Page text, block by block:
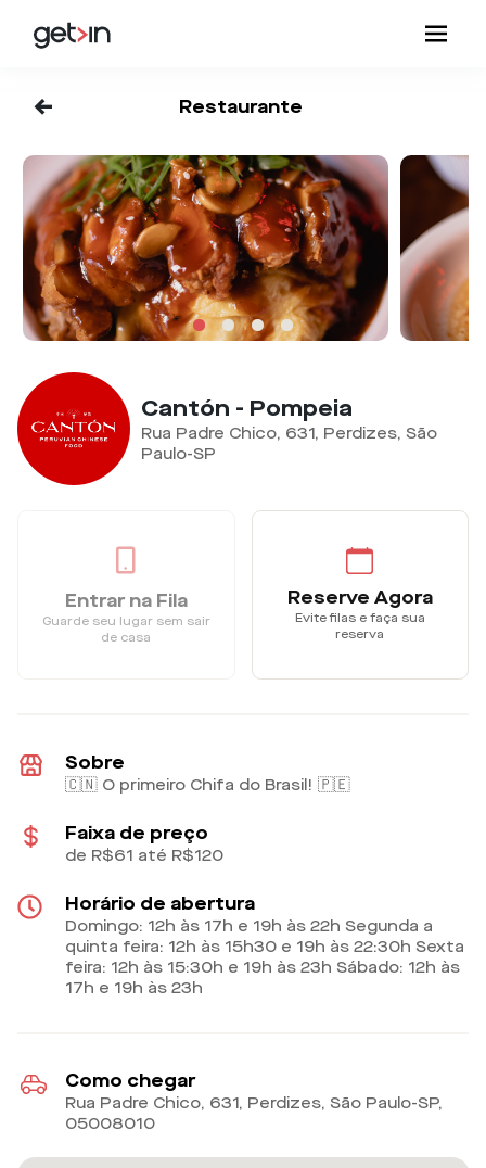
<- Restaurante
Cantón - Pompeia
Rua Padre Chico, 631, Perdizes, São
Paulo-SP
Entrar na Fila
Guarde seu lugar sem sair
de casa
Reserve Agora
Evite filas e faça sua
reserva
Sobre
🇨🇳 O primeiro Chifa do Brasil! 🇵🇪
Faixa de preço
de R$61 até R$120
Horário de abertura
Domingo: 12h às 17h e 19h às 22h Segunda a
quinta feira: 12h às 15h30 e 19h às 22:30h Sexta
feira: 12h às 15:30h e 19h às 23h Sábado: 12h às
17h e 19h às 23h
Como chegar
Rua Padre Chico, 631, Perdizes, São Paulo-SP,
05008010